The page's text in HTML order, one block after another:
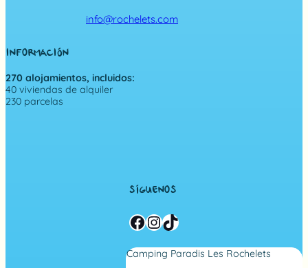
info@rochelets.com
INFORMACIÓN
270 alojamientos, incluidos:
40 viviendas de alquiler
230 parcelas
SÍGUENOS
Facebook InstagramTikTok
Camping Paradis Les Rochelets